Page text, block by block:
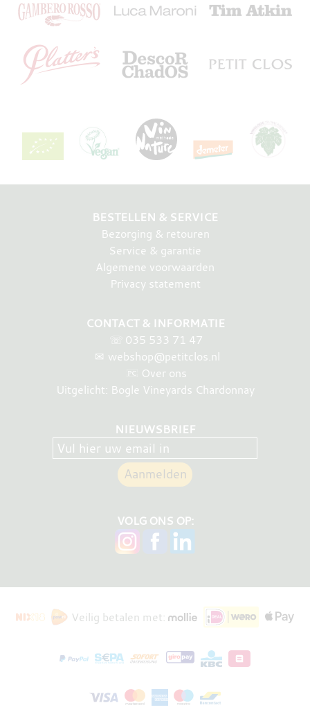
BESTELLEN & SERVICE
Bezorging & retouren
Service & garantie
Algemene voorwaarden
Privacy statement
CONTACT & INFORMATIE
☏ 035 533 71 47
✉ webshop@petitclos.nl
Over ons
Uitgelicht: Bogle Vineyards Chardonnay
NIEUWSBRIEF
VOLG ONS OP:
Veilig betalen met: